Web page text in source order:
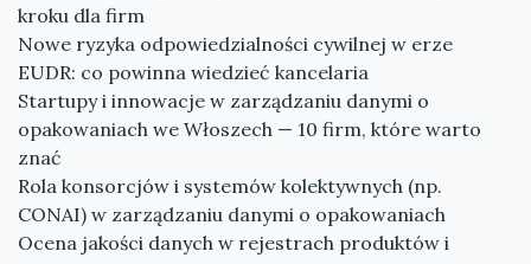
kroku dla firm
Nowe ryzyka odpowiedzialności cywilnej w erze
EUDR: co powinna wiedzieć kancelaria
Startupy i innowacje w zarządzaniu danymi o
opakowaniach we Włoszech — 10 firm, które warto
znać
Rola konsorcjów i systemów kolektywnych (np.
CONAI) w zarządzaniu danymi o opakowaniach
Ocena jakości danych w rejestrach produktów i